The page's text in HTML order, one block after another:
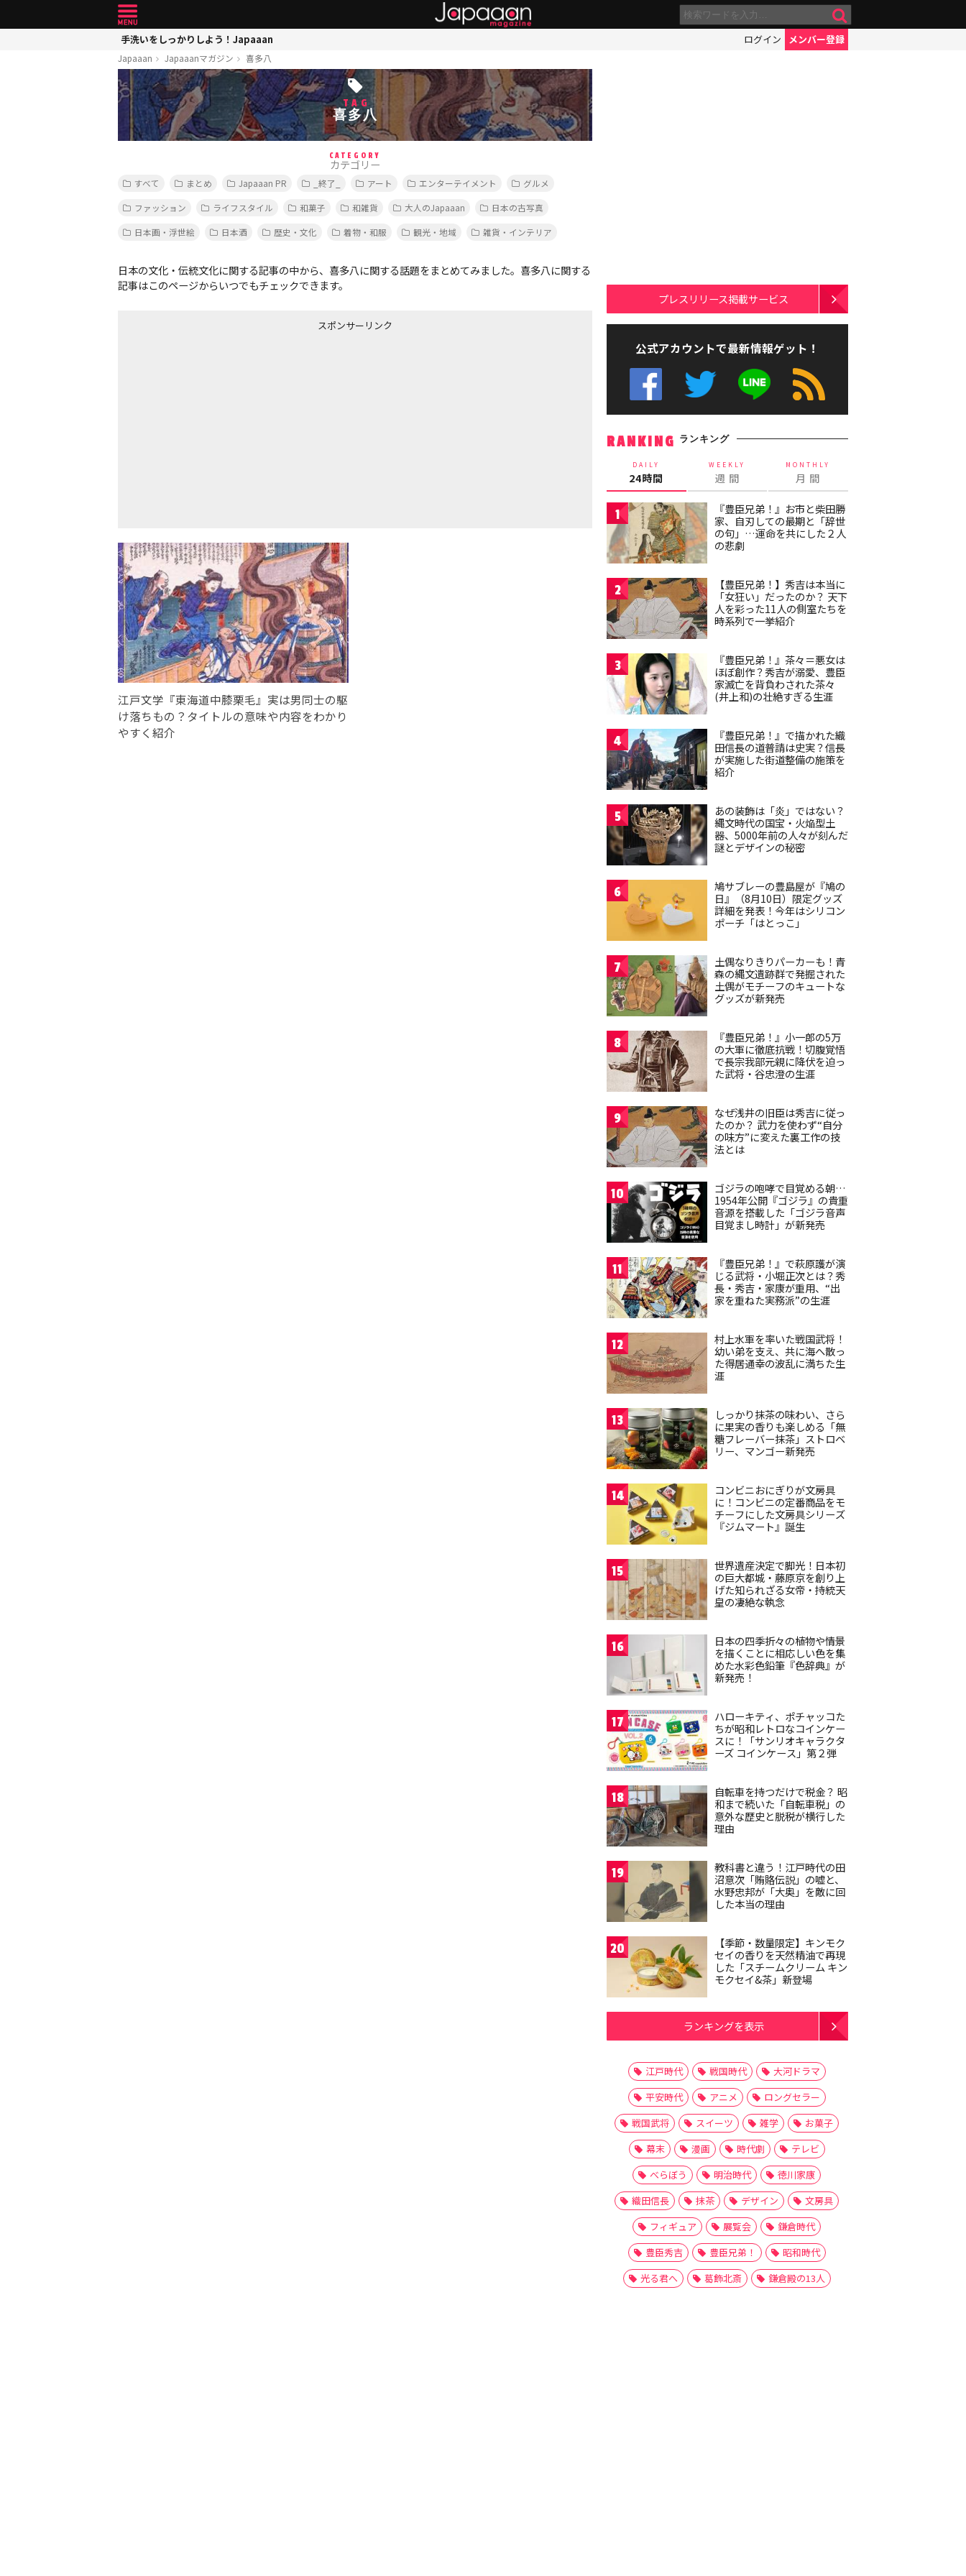
手洗いをしっかりしよう！Japaaan ログイン メンバー登録
Japaaan Japaaanマガジン 喜多八
TAG
喜多八
CATEGORY
カテゴリー
すべて まとめ Japaaan PR _終了_ アート エンターテイメント
グルメ
ファッション
ライフスタイル 和菓子 和雑貨 大人のJapaaan
日本の古写真
日本画・浮世絵
日本酒 歴史・文化 着物・和服 観光・地域 雑貨・インテリア
日本の文化・伝統文化に関する記事の中から、喜多八に関する話題をまとめてみました。喜多八に関する
記事はこのページからいつでもチェックできます。
スポンサーリンク
江戸文学『東海道中膝栗毛』実は男同士の駆
け落ちもの？タイトルの意味や内容をわかり
やすく紹介
プレスリリース掲載サービス
公式アカウントで最新情報ゲット！
RANKING ランキング
DAILY
24時間
WEEKLY
週 間
MONTHLY
月 間
1
『豊臣兄弟！』お市と柴田勝
家、自刃しての最期と「辞世
の句」…運命を共にした２人
の悲劇
2
【豊臣兄弟！】秀吉は本当に
「女狂い」だったのか？ 天下
人を彩った11人の側室たちを
時系列で一挙紹介
3
『豊臣兄弟！』茶々＝悪女は
ほぼ創作？秀吉が溺愛、豊臣
家滅亡を背負わされた茶々
(井上和)の壮絶すぎる生涯
4
『豊臣兄弟！』で描かれた織
田信長の道普請は史実？信長
が実施した街道整備の施策を
紹介
5
あの装飾は「炎」ではない？
縄文時代の国宝・火焔型土
器、5000年前の人々が刻んだ
謎とデザインの秘密
6
鳩サブレーの豊島屋が『鳩の
日』（8月10日）限定グッズ
詳細を発表！今年はシリコン
ポーチ「はとっこ」
7
土偶なりきりパーカーも！青
森の縄文遺跡群で発掘された
土偶がモチーフのキュートな
グッズが新発売
8
『豊臣兄弟！』小一郎の5万
の大軍に徹底抗戦！切腹覚悟
で長宗我部元親に降伏を迫っ
た武将・谷忠澄の生涯
9
なぜ浅井の旧臣は秀吉に従っ
たのか？ 武力を使わず“自分
の味方”に変えた裏工作の技
法とは
10
ゴジラの咆哮で目覚める朝…
1954年公開『ゴジラ』の貴重
音源を搭載した「ゴジラ音声
目覚まし時計」が新発売
11
『豊臣兄弟！』で萩原護が演
じる武将・小堀正次とは？秀
長・秀吉・家康が重用、“出
家を重ねた実務派”の生涯
12
村上水軍を率いた戦国武将！
幼い弟を支え、共に海へ散っ
た得居通幸の波乱に満ちた生
涯
13
しっかり抹茶の味わい、さら
に果実の香りも楽しめる「無
糖フレーバー抹茶」ストロベ
リー、マンゴー新発売
14
コンビニおにぎりが文房具
に！コンビニの定番商品をモ
チーフにした文房具シリーズ
『ジムマート』誕生
15
世界遺産決定で脚光！日本初
の巨大都城・藤原京を創り上
げた知られざる女帝・持統天
皇の凄絶な執念
16
日本の四季折々の植物や情景
を描くことに相応しい色を集
めた水彩色鉛筆『色辞典』が
新発売！
17
ハローキティ、ポチャッコた
ちが昭和レトロなコインケー
スに！「サンリオキャラクタ
ーズ コインケース」第２弾
18
自転車を持つだけで税金？ 昭
和まで続いた「自転車税」の
意外な歴史と脱税が横行した
理由
19
教科書と違う！江戸時代の田
沼意次「賄賂伝説」の嘘と、
水野忠邦が「大奥」を敵に回
した本当の理由
20
【季節・数量限定】キンモク
セイの香りを天然精油で再現
した「スチームクリーム キン
モクセイ&茶」新登場
ランキングを表示
江戸時代 戦国時代
大河ドラマ
平安時代
アニメ
ロングセラー
戦国武将
スイーツ 雑学
お菓子
幕末
漫画 時代劇
テレビ
べらぼう
明治時代
徳川家康
織田信長
抹茶 デザイン
文房具
フィギュア
展覧会
鎌倉時代
豊臣秀吉
豊臣兄弟！
昭和時代
光る君へ
葛飾北斎 鎌倉殿の13人